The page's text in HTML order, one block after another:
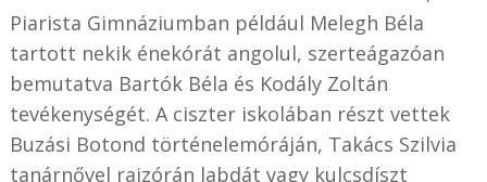
Piarista Gimnáziumban például Melegh Béla
tartott nekik énekórát angolul, szerteágazóan
bemutatva Bartók Béla és Kodály Zoltán
tevékenységét. A ciszter iskolában részt vettek
Buzási Botond történelemóráján, Takács Szilvia
tanárnővel rajzórán labdát vagy kulcsdíszt